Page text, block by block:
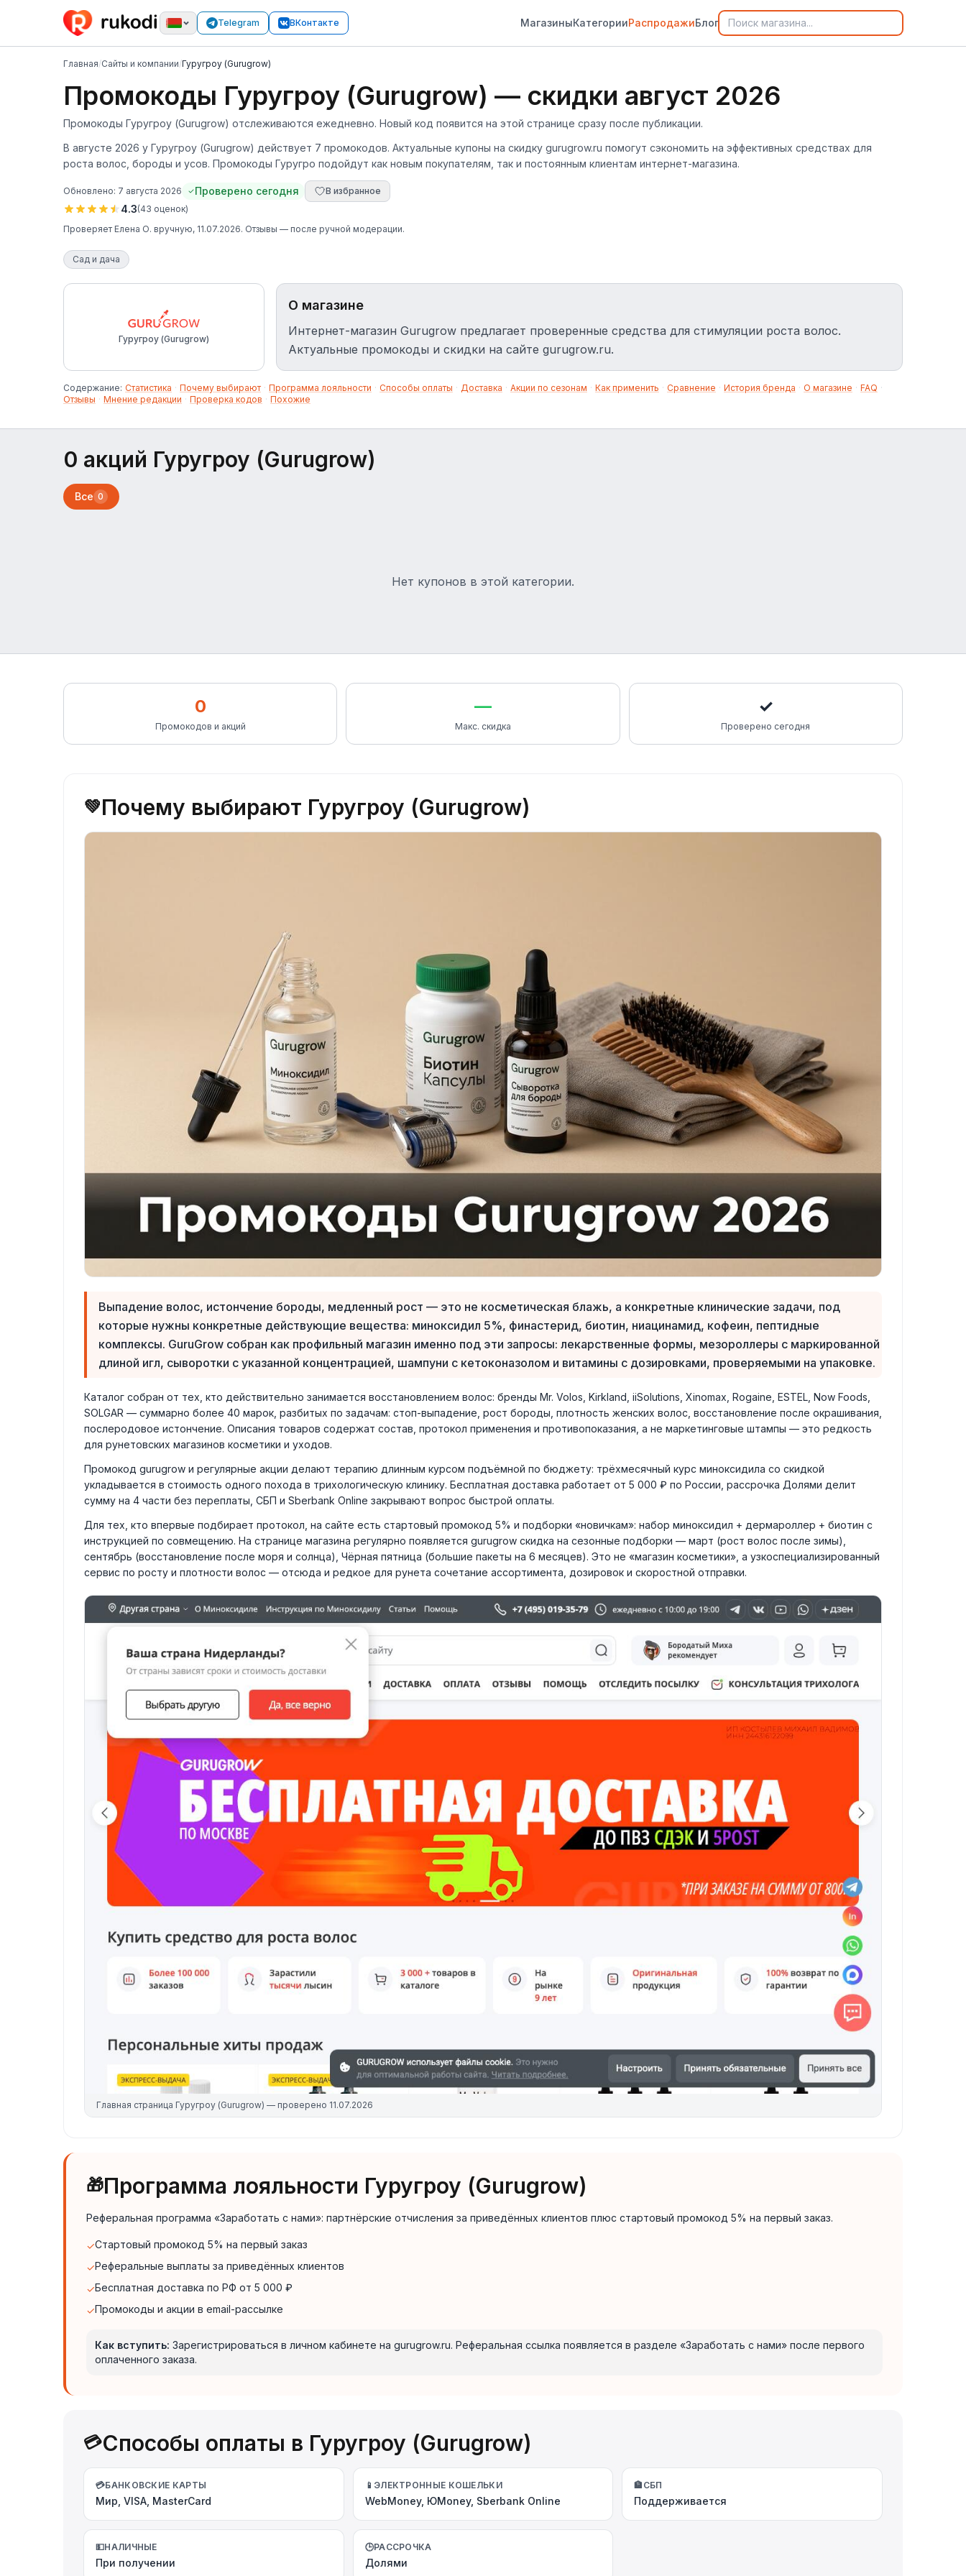
Telegram ВКонтакте МагазиныКатегорииРаспродажиБлог
Главная/Сайты и компании/Гуругроу (Gurugrow)
Промокоды Гуругроу (Gurugrow) — скидки август 2026
Промокоды Гуругроу (Gurugrow) отслеживаются ежедневно. Новый код появится на этой странице сразу после публикации.
В августе 2026 у Гуругроу (Gurugrow) действует 7 промокодов. Актуальные купоны на скидку gurugrow.ru помогут сэкономить на эффективных средствах для
роста волос, бороды и усов. Промокоды Гуругро подойдут как новым покупателям, так и постоянным клиентам интернет-магазина.
Обновлено: 7 августа 2026 Проверено сегодня В избранное
4.3(43 оценок)
Проверяет Елена О. вручную, 11.07.2026. Отзывы — после ручной модерации.
Сад и дача
Гуругроу (Gurugrow)
О магазине
Интернет-магазин Gurugrow предлагает проверенные средства для стимуляции роста волос.
Актуальные промокоды и скидки на сайте gurugrow.ru.
Содержание: Статистика · Почему выбирают · Программа лояльности · Способы оплаты · Доставка · Акции по сезонам · Как применить · Сравнение · История бренда · О магазине · FAQ ·
Отзывы · Мнение редакции · Проверка кодов · Похожие
0 акций Гуругроу (Gurugrow)
Все 0
Нет купонов в этой категории.
0
Промокодов и акций
—
Макс. скидка
✓
Проверено сегодня
💚Почему выбирают Гуругроу (Gurugrow)
Выпадение волос, истончение бороды, медленный рост — это не косметическая блажь, а конкретные клинические задачи, под
которые нужны конкретные действующие вещества: миноксидил 5%, финастерид, биотин, ниацинамид, кофеин, пептидные
комплексы. GuruGrow собран как профильный магазин именно под эти запросы: лекарственные формы, мезороллеры с маркированной
длиной игл, сыворотки с указанной концентрацией, шампуни с кетоконазолом и витамины с дозировками, проверяемыми на упаковке.
Каталог собран от тех, кто действительно занимается восстановлением волос: бренды Mr. Volos, Kirkland, iiSolutions, Xinomax, Rogaine, ESTEL, Now Foods,
SOLGAR — суммарно более 40 марок, разбитых по задачам: стоп-выпадение, рост бороды, плотность женских волос, восстановление после окрашивания,
послеродовое истончение. Описания товаров содержат состав, протокол применения и противопоказания, а не маркетинговые штампы — это редкость
для рунетовских магазинов косметики и уходов.
Промокод gurugrow и регулярные акции делают терапию длинным курсом подъёмной по бюджету: трёхмесячный курс миноксидила со скидкой
укладывается в стоимость одного похода в трихологическую клинику. Бесплатная доставка работает от 5 000 ₽ по России, рассрочка Долями делит
сумму на 4 части без переплаты, СБП и Sberbank Online закрывают вопрос быстрой оплаты.
Для тех, кто впервые подбирает протокол, на сайте есть стартовый промокод 5% и подборки «новичкам»: набор миноксидил + дермароллер + биотин с
инструкцией по совмещению. На странице магазина регулярно появляется gurugrow скидка на сезонные подборки — март (рост волос после зимы),
сентябрь (восстановление после моря и солнца), Чёрная пятница (большие пакеты на 6 месяцев). Это не «магазин косметики», а узкоспециализированный
сервис по росту и плотности волос — отсюда и редкое для рунета сочетание ассортимента, дозировок и скоростной отправки.
Главная страница Гуругроу (Gurugrow) — проверено 11.07.2026
🎁Программа лояльности Гуругроу (Gurugrow)
Реферальная программа «Заработать с нами»: партнёрские отчисления за приведённых клиентов плюс стартовый промокод 5% на первый заказ.
✓Стартовый промокод 5% на первый заказ
✓Реферальные выплаты за приведённых клиентов
✓Бесплатная доставка по РФ от 5 000 ₽
✓Промокоды и акции в email-рассылке
Как вступить: Зарегистрироваться в личном кабинете на gurugrow.ru. Реферальная ссылка появляется в разделе «Заработать с нами» после первого
оплаченного заказа.
💳Способы оплаты в Гуругроу (Gurugrow)
💳БАНКОВСКИЕ КАРТЫ
Мир, VISA, MasterCard
📱 ЭЛЕКТРОННЫЕ КОШЕЛЬКИ
WebMoney, ЮMoney, Sberbank Online
🏦 СБП
Поддерживается
💵НАЛИЧНЫЕ
При получении
🕒РАССРОЧКА
Долями